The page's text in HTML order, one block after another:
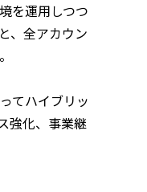
を運用しつつ
、全アカウン
てハイブリッ
強化、事業継